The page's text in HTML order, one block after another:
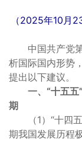
（2025年10月
中国共产党第
析国际国内形势
提出以下建议。
一、“十五
期
（1）“十四五
期我国发展历程